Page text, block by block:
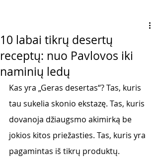
10 labai tikrų desertų
receptų: nuo Pavlovos iki
naminių ledų
Kas yra „Geras desertas“? Tas, kuris
tau sukelia skonio ekstazę. Tas, kuris
dovanoja džiaugsmo akimirką be
jokios kitos priežasties. Tas, kuris yra
pagamintas iš tikrų produktų.